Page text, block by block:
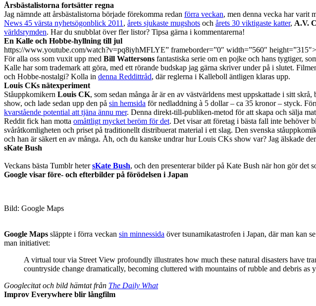
Årsbästalistorna fortsätter regna
Jag nämnde att årsbästalistorna började förekomma redan förra veckan, men denna vecka har varit
News 45 värsta nyhetsögonblick 2011 , årets sjukaste mugshots och årets 30 viktigaste katter, A.V.
världsrymden. Har du snubblat över fler listor? Tipsa gärna i kommentarerna!
En Kalle och Hobbe-hyllning till jul
https://www.youtube.com/watch?v=pq8iyhMFLYE” frameborder=”0″ width=”560″ height=”315″>
För alla oss som vuxit upp med Bill Wattersons fantastiska serie om en pojke och hans tygtiger,
Kalle har som trademark att göra, med ett rörande budskap jag gärna skriver under på i slutet.
och Hobbe-nostalgi? Kolla in denna Reddittråd, där reglerna i Kalleboll äntligen klaras upp.
Louis CKs nätexperiment
Ståuppkomikern Louis CK, som sedan många år är en av västvärldens mest uppskattade i sitt
show, och lade sedan upp den på sin hemsida för nedladdning à 5 dollar – ca 35 kronor – styck.
kvarstående potential att tjäna ännu mer. Denna direkt-till-publiken-metod för att skapa och sälja
Reddit fick han motta omåttligt mycket beröm för det. Det visar att företag i bästa fall inte behöver
svåråtkomligheten och priset på traditionellt distribuerat material i ett slag. Den svenska
och han är säkert en av många. Åh, och du kanske undrar hur Louis CKs show var? Jag älskade
sKate Bush
Veckans bästa Tumblr hetersKate Bush, och den presenterar bilder på Kate Bush när hon gör det
Google visar före- och efterbilder på förödelsen i Japan
Bild: Google Maps
Google Maps släppte i förra veckan sin minnessida över tsunamikatastrofen i Japan, där man kan
man initiativet:
A virtual tour via Street View profoundly illustrates how much these natural disasters have
countryside change dramatically, becoming cluttered with mountains of rubble and debris
Googlecitat och bild hämtat från The Daily What
Improv Everywhere blir långfilm